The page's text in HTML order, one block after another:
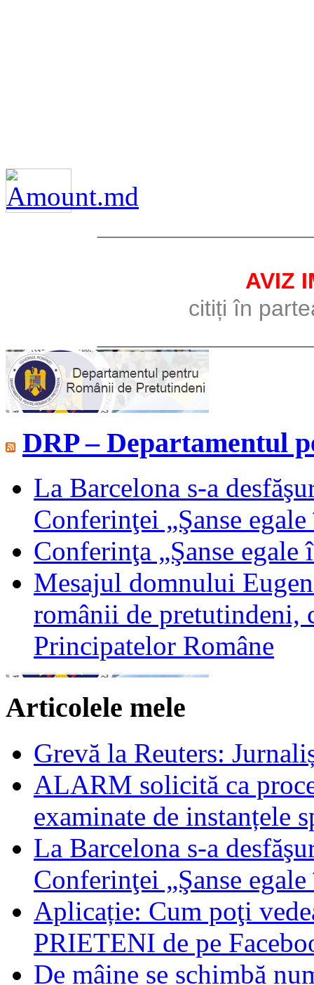
AVIZ
citiți în
DRP – Departamentul
La Barcelona s-a
Conferinţei „Şanse
Conferinţa „Şanse
Mesajul domnului
românii de
Principatelor Române
Articolele mele
Grevă la Reuters:
ALARM solicită ca
examinate de instanțele
La Barcelona s-a
Conferinţei „Şanse
Aplicație: Cum poţi
PRIETENI de pe
De mâine se schimbă